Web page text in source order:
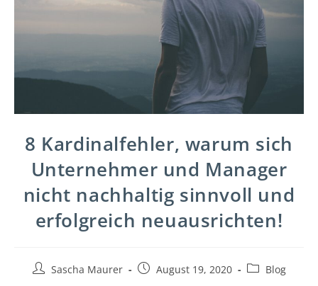
8 Kardinalfehler, warum sich
Unternehmer und Manager
nicht nachhaltig sinnvoll und
erfolgreich neuausrichten!
Sascha Maurer August 19, 2020 Blog